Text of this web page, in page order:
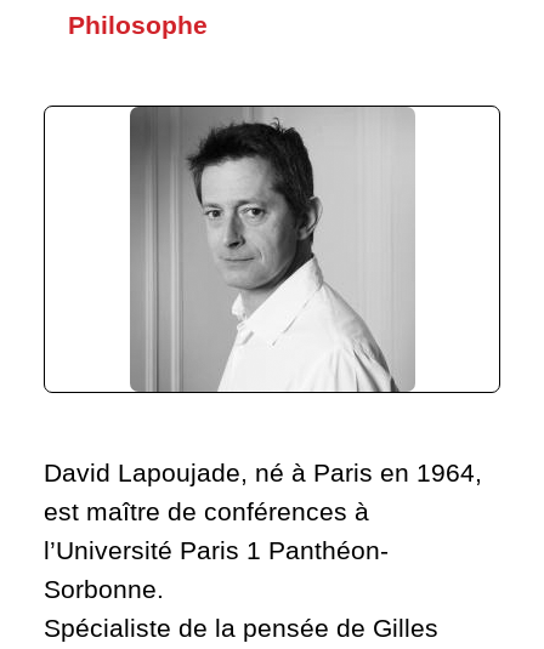
Philosophe
David Lapoujade, né à Paris en 1964,
est maître de conférences à
l’Université Paris 1 Panthéon-
Sorbonne.
Spécialiste de la pensée de Gilles